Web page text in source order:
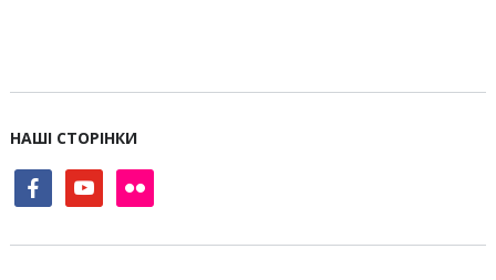
НАШІ СТОРІНКИ
facebookyoutube flickr